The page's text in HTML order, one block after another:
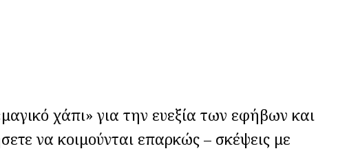
χάπι» για την ευεξία των εφήβων και
να κοιμούνται επαρκώς – σκέψεις με